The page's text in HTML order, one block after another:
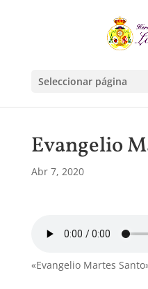
Seleccionar página
Evangelio
Abr 7, 2020
«Evangelio Martes